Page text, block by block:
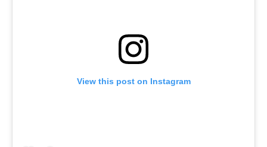
View this post on Instagram